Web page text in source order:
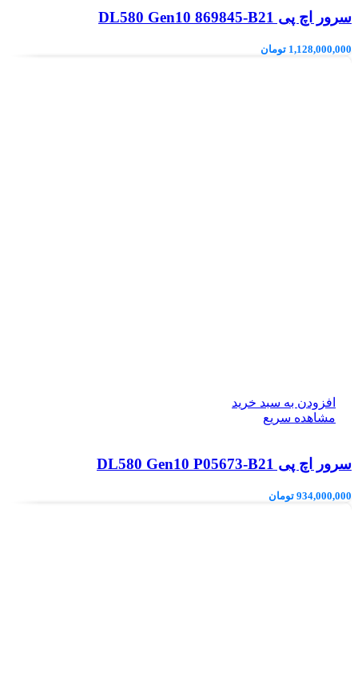
سرور اچ پی DL580 Gen10 869845-B21
1,128,000,000 تومان
افزودن به سبد خرید
مشاهده سریع
سرور اچ پی DL580 Gen10 P05673-B21
934,000,000 تومان